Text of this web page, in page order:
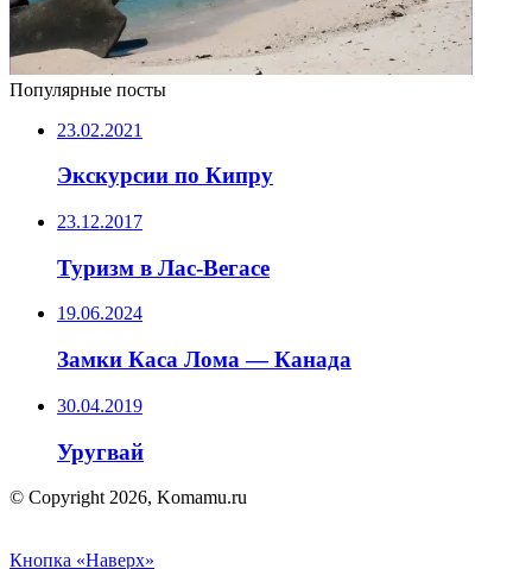
Популярные посты
23.02.2021
Экскурсии по Кипру
23.12.2017
Туризм в Лас-Вегасе
19.06.2024
Замки Каса Лома — Канада
30.04.2019
Уругвай
© Copyright 2026, Komamu.ru
Кнопка «Наверх»